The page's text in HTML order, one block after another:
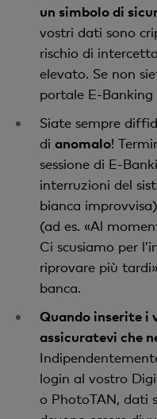
un simbolo di
vostri dati sono
rischio di
elevato. Se non
portale E-
Siate sempre
di anomalo!
sessione di E-
interruzioni del
bianca
(ad es. «Al
Ci scusiamo per
riprovare più
banca.
Quando inserite i
assicuratevi che
login al vostro
o PhotoTAN, dati